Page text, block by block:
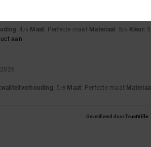
: 4 /5 Maat: Perfecte maat Materiaal : 5/5 Kleur: 5
aan
: 5 /5 Maat: Perfecte maat Materiaal
Geverifieerd doorTrustVille